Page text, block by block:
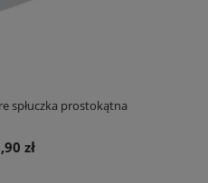
spłuczka prostokątna
zł